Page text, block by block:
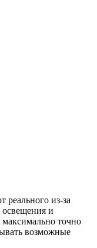
реального из-за
освещения и
точно
возможные